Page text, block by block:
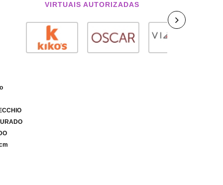
VIRTUAIS AUTORIZADAS